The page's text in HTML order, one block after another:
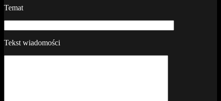
Temat
Tekst wiadomości